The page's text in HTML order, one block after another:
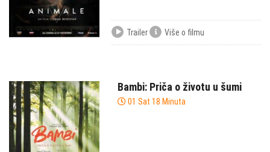
Trailer Više o filmu
Bambi: Priča o životu u šumi
01 Sat 18 Minuta